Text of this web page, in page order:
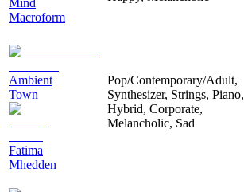
Macroform
Ambient
Town
Fatima
Mhedden
Pop/Contemporary/Adult,
Synthesizer, Strings, Piano,
Hybrid, Corporate,
Melancholic, Sad